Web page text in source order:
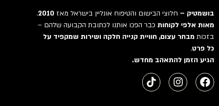
בושמטיק –חלוצי הבישום והטיפוח אונליין בישראל מאז2010
.
מאות אלפי לקוחותכבר הפכו אותנו לכתובת הקבועה שלהם –
בזכותמבחר עצום, חוויית קנייה חלקה ושירות שמקפיד על
כל פרט.
הגיע הזמן להתאהב מחדש.